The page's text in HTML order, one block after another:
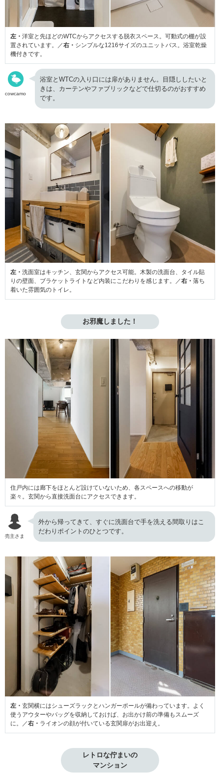
左・ 洋室と先ほどのWTCからアクセスする脱衣スペース。可動式の棚が設
置されています。／右・ シンプルな1216サイズのユニットバス。浴室乾燥
機付きです。
cowcamo
浴室とWTCの入り口には扉がありません。目隠ししたいと
きは、カーテンやファブリックなどで仕切るのがおすすめ
です。
左・ 洗面室はキッチン、玄関からアクセス可能。木製の洗面台、タイル貼
りの壁面、ブラケットライトなど内装にこだわりを感じます。／右・ 落ち
着いた雰囲気のトイレ。
お邪魔しました！
住戸内には廊下をほとんど設けていないため、各スペースへの移動が
楽々。玄関から直接洗面台にアクセスできます。
売主さま
外から帰ってきて、すぐに洗面台で手を洗える間取りはこ
だわりポイントのひとつです。
左・ 玄関横にはシューズラックとハンガーポールが備わっています。よく
使うアウターやバッグを収納しておけば、お出かけ前の準備もスムーズ
に。／右・ ライオンの顔が付いている玄関扉がお出迎え。
レトロな佇まいの
マンション